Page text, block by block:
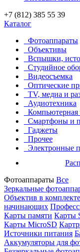
+7 (812) 385 55 39
Каталог
Фотоаппараты
Объективы
Вспышки,
Студийное
Видеосъемка
Оптические
TV, медиа и
Аудиотехника
Компьютерная
Смартфоны и
Гаджеты
Прочее
Электронные
Фотоаппараты Все
Зеркальные
Объектив в
начинающих
Карты памяти Карты
Карты MicroSD
Источники питания
Аккумуляторы для